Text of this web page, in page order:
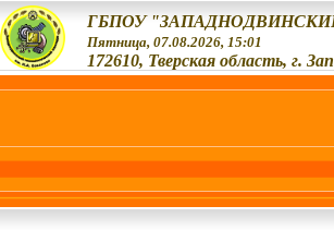
ГБПОУ
Пятница, 07.08.2026, 15:01
172610, Тверская область, г.